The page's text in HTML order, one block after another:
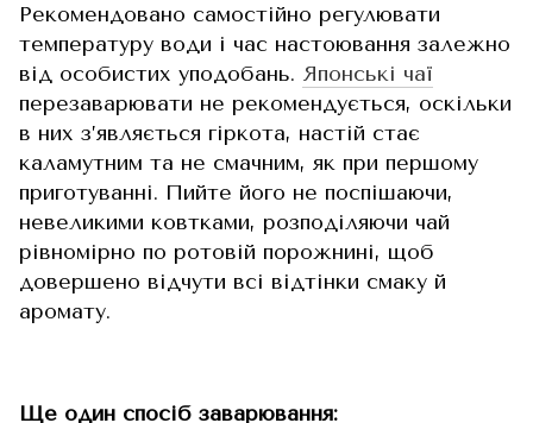
Рекомендовано самостійно регулювати
температуру води і час настоювання залежно
від особистих уподобань. Японські чаї
перезаварювати не рекомендується, оскільки
в них з’являється гіркота, настій стає
каламутним та не смачним, як при першому
приготуванні. Пийте його не поспішаючи,
невеликими ковтками, розподіляючи чай
рівномірно по ротовій порожнині, щоб
довершено відчути всі відтінки смаку й
аромату.
Ще один спосіб заварювання: